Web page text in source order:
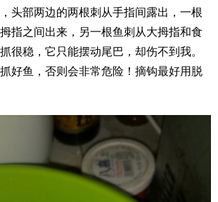
头部两边的两根刺从手指间露出，一根
指之间出来，另一根鱼刺从大拇指和食
很稳，它只能摆动尾巴，却伤不到我。
好鱼，否则会非常危险！摘钩最好用脱